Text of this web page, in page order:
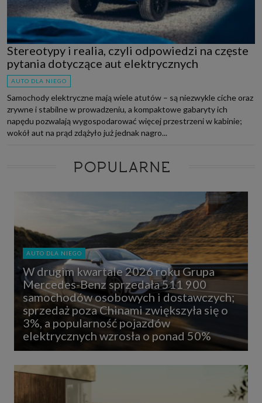
Stereotypy i realia, czyli odpowiedzi na częste
pytania dotyczące aut elektrycznych
AUTO DLA NIEGO
Samochody elektryczne mają wiele atutów – są niezwykle ciche oraz
zrywne i stabilne w prowadzeniu, a kompaktowe gabaryty ich
napędu pozwalają wygospodarować więcej przestrzeni w kabinie;
wokół aut na prąd zdążyło już jednak nagro...
POPULARNE
AUTO DLA NIEGO
W drugim kwartale 2026 roku Grupa
Mercedes-Benz sprzedała 511 900
samochodów osobowych i dostawczych;
sprzedaż poza Chinami zwiększyła się o
3%, a popularność pojazdów
elektrycznych wzrosła o ponad 50%